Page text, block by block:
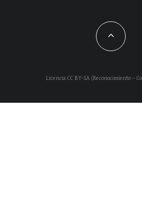
Licencia CC BY-SA (Reconocimiento –